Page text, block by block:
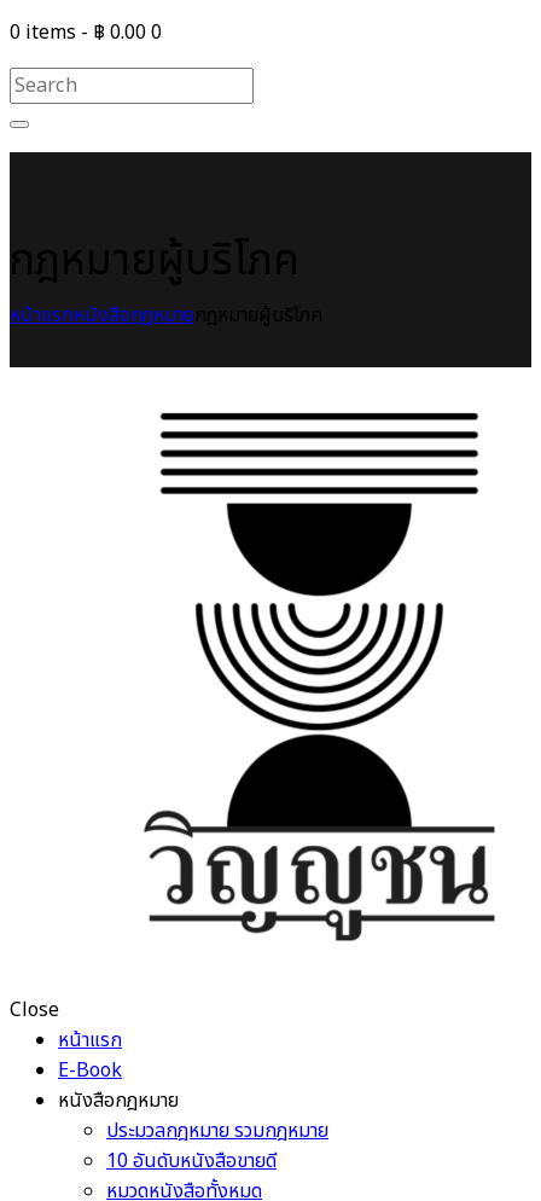
0 items - ฿ 0.000
หน้าแรกหนังสือกฎหมาย
Close
หน้าแรก
E-Book
หนังสือกฎหมาย
ประมวลกฎหมาย รวมกฎหมาย
10 อันดับหนังสือขายดี
หมวดหนังสือทั้งหมด